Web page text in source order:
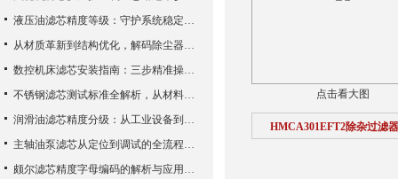
点击看大图
HMCA301EFT2除杂过滤器
液压油滤芯精度等级：守护系统稳定与寿命的“微米标尺”
从材质革新到结构优化，解码除尘器滤芯性能跃升的核心逻辑
数控机床滤芯安装指南：三步精准操作，杜绝设备“亚健康”
不锈钢滤芯测试标准全解析，从材料性能到应用场景的严苛验证
润滑油滤芯精度分级：从工业设备到精密系统的过滤密码
主轴油泵滤芯从定位到调试的全流程解析
颇尔滤芯精度字母编码的解析与应用指南